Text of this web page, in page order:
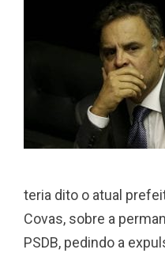
teria dito o atual
Covas, sobre a
PSDB, pedindo a